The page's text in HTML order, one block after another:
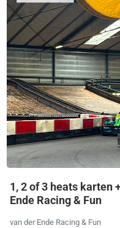
1, 2 of 3 heats karten
Ende Racing & Fun
van der Ende Racing & Fun